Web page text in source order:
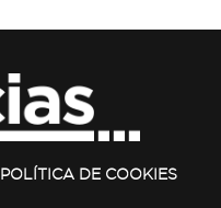
POLÍTICA DE COOKIES